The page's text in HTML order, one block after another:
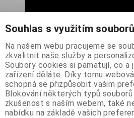
180 Kč
Koupit
Souhlas s využitím
Na našem webu pracujeme se
zkvalitnit naše služby a
Soubory cookies si pamatují, co a
zařízení děláte. Díky tomu
schopná se přizpůsobit vašim
Blokování některých typů
zkušenost s naším webem, také
nabídku na základě vašich